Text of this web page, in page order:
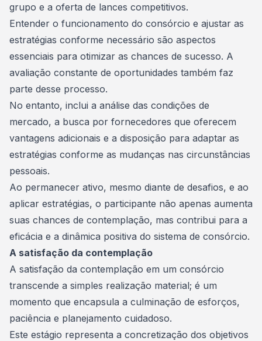
grupo e a oferta de lances competitivos.
Entender o funcionamento do consórcio e ajustar as
estratégias conforme necessário são aspectos
essenciais para otimizar as chances de sucesso. A
avaliação constante de oportunidades também faz
parte desse processo.
No entanto, inclui a análise das condições de
mercado, a busca por fornecedores que oferecem
vantagens adicionais e a disposição para adaptar as
estratégias conforme as mudanças nas circunstâncias
pessoais.
Ao permanecer ativo, mesmo diante de desafios, e ao
aplicar estratégias, o participante não apenas aumenta
suas chances de contemplação, mas contribui para a
eficácia e a dinâmica positiva do sistema de consórcio.
A satisfação da contemplação
A satisfação da contemplação em um consórcio
transcende a simples realização material; é um
momento que encapsula a culminação de esforços,
paciência e planejamento cuidadoso.
Este estágio representa a concretização dos objetivos